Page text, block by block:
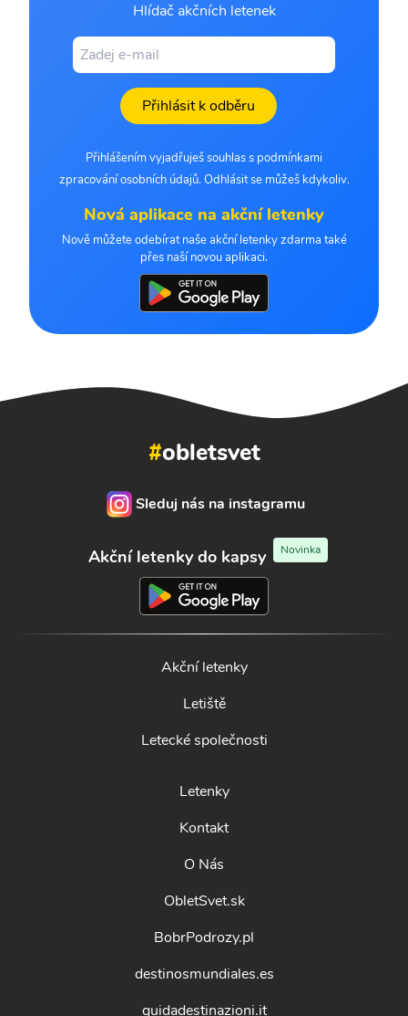
Hlídač akčních letenek
Přihlásit k odběru
Přihlášením vyjadřuješ souhlas s podmínkami
zpracování osobních údajů. Odhlásit se můžeš kdykoliv.
Nová aplikace na akční letenky
Nově můžete odebírat naše akční letenky zdarma také
přes naší novou aplikaci.
#obletsvet
Sleduj nás na instagramu
Akční letenky do kapsy Novinka
Akční letenky
Letiště
Letecké společnosti
Letenky
Kontakt
O Nás
ObletSvet.sk
BobrPodrozy.pl
destinosmundiales.es
guidadestinazioni.it